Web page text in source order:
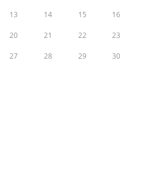
13 14 15 16
20 21 22 23
27 28 29 30